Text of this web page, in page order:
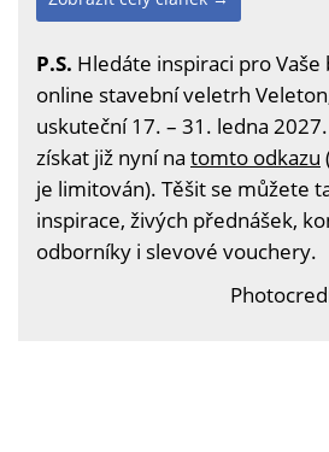
P.S. Hledáte inspiraci pro
online stavební veletrh
uskuteční 17. – 31. ledna
získat již nyní na tomto odkazu
je limitován). Těšit se můžete
inspirace, živých přednášek,
odborníky i slevové vouchery.